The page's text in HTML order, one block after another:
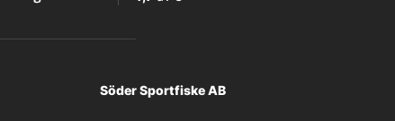
Söder Sportfiske AB